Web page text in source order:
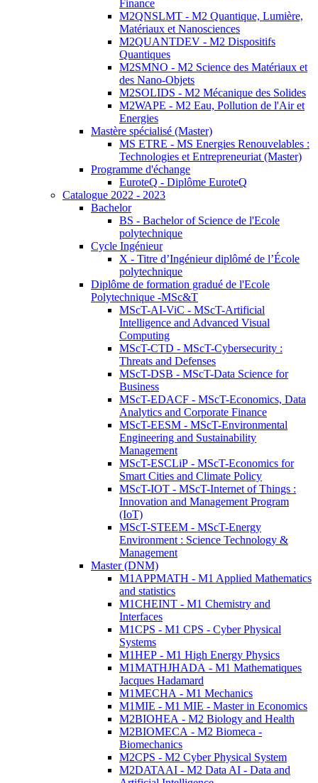
Finance
M2QNSLMT - M2 Quantique, Lumière,
Matériaux et Nanosciences
M2QUANTDEV - M2 Dispositifs
Quantiques
M2SMNO - M2 Science des Matériaux et
des Nano-Objets
M2SOLIDS - M2 Mécanique des Solides
M2WAPE - M2 Eau, Pollution de l'Air et
Energies
Mastère spécialisé (Master)
MS ETRE - MS Energies Renouvelables :
Technologies et Entrepreneuriat (Master)
Programme d'échange
EuroteQ - Diplôme EuroteQ
Catalogue 2022 - 2023
Bachelor
BS - Bachelor of Science de l'Ecole
polytechnique
Cycle Ingénieur
X - Titre d’Ingénieur diplômé de l’École
polytechnique
Diplôme de formation gradué de l'Ecole
Polytechnique -MSc&T
MScT-AI-ViC - MScT-Artificial
Intelligence and Advanced Visual
Computing
MScT-CTD - MScT-Cybersecurity :
Threats and Defenses
MScT-DSB - MScT-Data Science for
Business
MScT-EDACF - MScT-Economics, Data
Analytics and Corporate Finance
MScT-EESM - MScT-Environmental
Engineering and Sustainability
Management
MScT-ESCLiP - MScT-Economics for
Smart Cities and Climate Policy
MScT-IOT - MScT-Internet of Things :
Innovation and Management Program
(IoT)
MScT-STEEM - MScT-Energy
Environment : Science Technology &
Management
Master (DNM)
M1APPMATH - M1 Applied Mathematics
and statistics
M1CHEINT - M1 Chemistry and
Interfaces
M1CPS - M1 CPS - Cyber Physical
Systems
M1HEP - M1 High Energy Physics
M1MATHJHADA - M1 Mathematiques
Jacques Hadamard
M1MECHA - M1 Mechanics
M1MIE - M1 MIE - Master in Economics
M2BIOHEA - M2 Biology and Health
M2BIOMECA - M2 Biomeca -
Biomechanics
M2CPS - M2 Cyber Physical System
M2DATAAI - M2 Data AI - Data and